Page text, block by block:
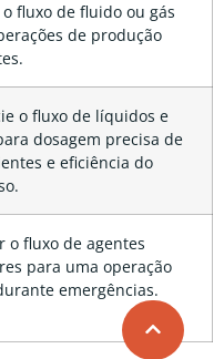
o fluxo de fluido ou gás
de produção
o fluxo de líquidos e
dosagem precisa de
e eficiência do
o fluxo de agentes
para uma operação
emergências.